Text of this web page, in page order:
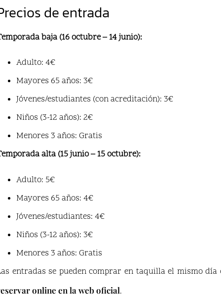
de entrada
baja (16 octubre – 14 junio):
Adulto: 4€
Mayores 65 años: 3€
Jóvenes/estudiantes (con acreditación): 3€
Niños (3-12 años): 2€
Menores 3 años: Gratis
alta (15 junio – 15 octubre):
Adulto: 5€
Mayores 65 años: 4€
Jóvenes/estudiantes: 4€
Niños (3-12 años): 3€
Menores 3 años: Gratis
entradas se pueden comprar en taquilla el mismo día
online en la web oficial.